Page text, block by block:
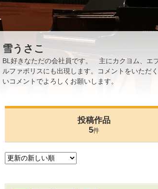
雪うさこ
BL好きなただの会社員です。 主にカクヨム、エ
ルファポリスにも出現します。コメントをいただ
いコメントでよろしくお願いします。
投稿作品
5件